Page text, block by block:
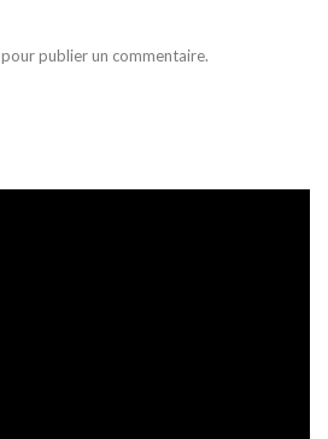
pour publier un commentaire.